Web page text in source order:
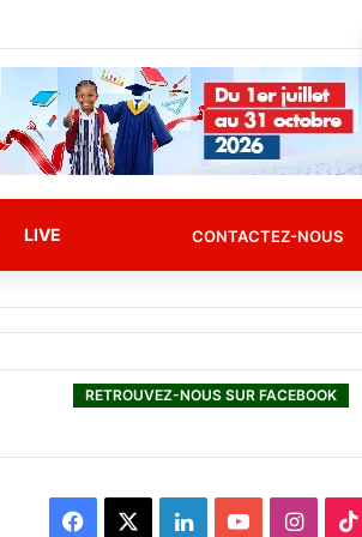
LIVE CONTACTEZ-NOUS
RETROUVEZ-NOUS SUR FACEBOOK
L
I